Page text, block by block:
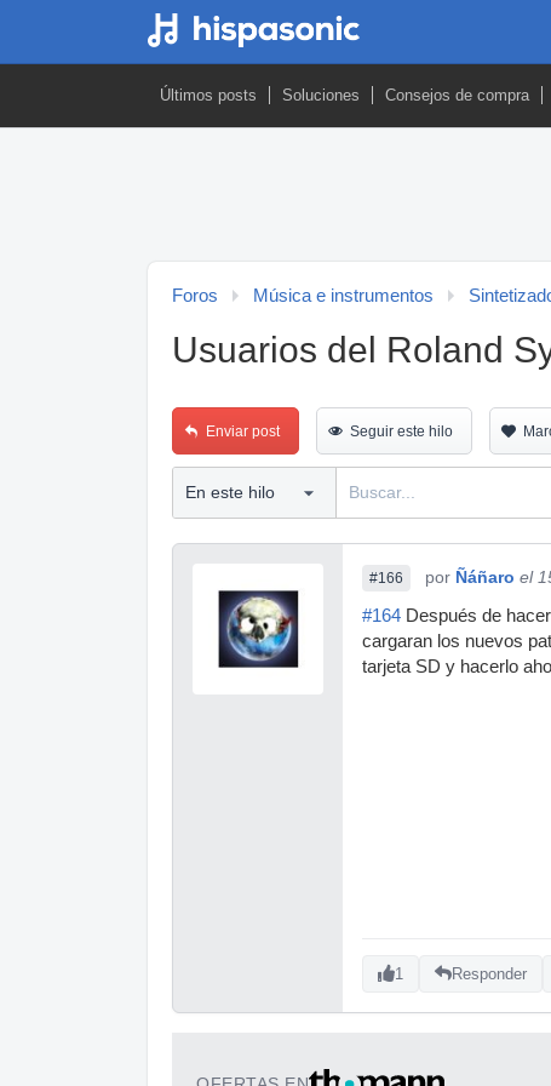
Últimos posts Soluciones Consejos de compra
Foros Música e instrumentos
Usuarios del Roland
Enviar post Seguir este hilo
#166 por Ñáñaro el
#164 Después de
cargaran los nuevos
tarjeta SD y hacerlo
1 Responder